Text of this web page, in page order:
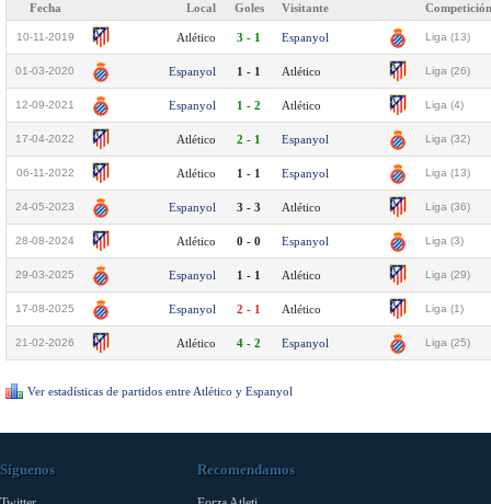
Fecha Local Goles Visitante Competición
10-11-2019 Atlético 3 - 1 Espanyol Liga (13)
01-03-2020 Espanyol 1 - 1 Atlético Liga (26)
12-09-2021 Espanyol 1 - 2 Atlético Liga (4)
17-04-2022 Atlético 2 - 1 Espanyol Liga (32)
06-11-2022 Atlético 1 - 1 Espanyol Liga (13)
24-05-2023 Espanyol 3 - 3 Atlético Liga (36)
28-08-2024 Atlético 0 - 0 Espanyol Liga (3)
29-03-2025 Espanyol 1 - 1 Atlético Liga (29)
17-08-2025 Espanyol 2 - 1 Atlético Liga (1)
21-02-2026 Atlético 4 - 2 Espanyol Liga (25)
Ver estadísticas de partidos entre Atlético y Espanyol
Síguenos Recomendamos